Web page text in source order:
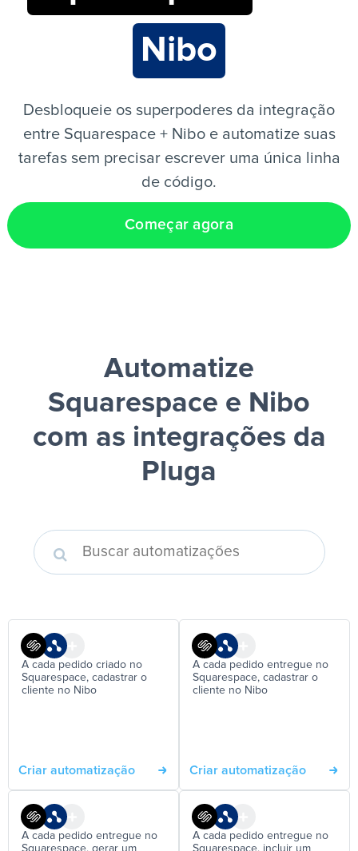
PT
Nibo
Desbloqueie os superpoderes da integração
entre Squarespace + Nibo e automatize suas
tarefas sem precisar escrever uma única linha
de código.
Começar agora
Automatize
Squarespace e Nibo
com as integrações da
Pluga
A cada pedido criado no
Squarespace, cadastrar o
cliente no Nibo
Criar automatização
A cada pedido entregue no
Squarespace, cadastrar o
cliente no Nibo
Criar automatização
A cada pedido entregue no
Squarespace, gerar um
A cada pedido entregue no
Squarespace, incluir um